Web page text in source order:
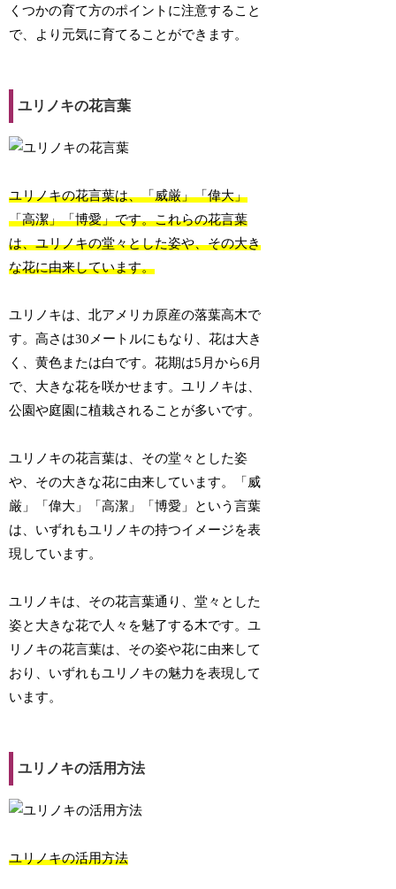
くつかの育て方のポイントに注意すること
で、より元気に育てることができます。
ユリノキの花言葉
ユリノキの花言葉は、「威厳」「偉大」
「高潔」「博愛」です。これらの花言葉
は、ユリノキの堂々とした姿や、その大き
な花に由来しています。
ユリノキは、北アメリカ原産の落葉高木で
す。高さは30メートルにもなり、花は大き
く、黄色または白です。花期は5月から6月
で、大きな花を咲かせます。ユリノキは、
公園や庭園に植栽されることが多いです。
ユリノキの花言葉は、その堂々とした姿
や、その大きな花に由来しています。「威
厳」「偉大」「高潔」「博愛」という言葉
は、いずれもユリノキの持つイメージを表
現しています。
ユリノキは、その花言葉通り、堂々とした
姿と大きな花で人々を魅了する木です。ユ
リノキの花言葉は、その姿や花に由来して
おり、いずれもユリノキの魅力を表現して
います。
ユリノキの活用方法
ユリノキの活用方法